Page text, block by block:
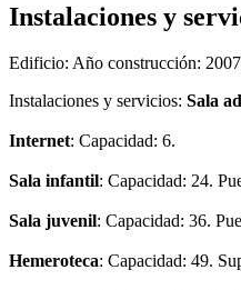
Instalaciones y
Edificio: Año construcción:
Instalaciones y servicios: Sala
Internet: Capacidad: 6.
Sala infantil: Capacidad: 24.
Sala juvenil: Capacidad: 36.
Hemeroteca: Capacidad: 49.